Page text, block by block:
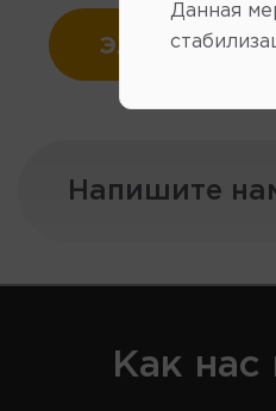
Напишите
Как нас
Данная